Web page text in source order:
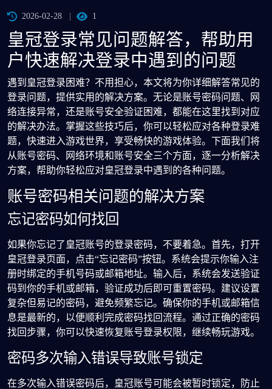
2026-02-28 1
皇冠登录常见问题解答，帮助用
户快速解决登录中遇到的问题
遇到皇冠登录困难？不用担心，本文将为你详细解答常见的
登录问题，提供实用的解决方案。无论是账号密码问题、网
络连接异常，还是账号安全验证困难，都能在这里找到对应
的解决办法。掌握这些技巧后，你可以轻松应对各种登录难
题，快速进入游戏世界，享受畅快的游戏体验。下面我们将
从账号密码、网络环境和账号安全三个方面，逐一分析解决
方案，帮助你轻松应对皇冠登录中遇到的各种问题。
账号密码相关问题的解决方案
忘记密码如何找回
如果你忘记了皇冠账号的登录密码，不要着急。首先，打开
皇冠登录页面，点击“忘记密码”按钮。系统会提示你输入注
册时绑定的手机号码或邮箱地址。输入后，系统会发送验证
码到你的手机或邮箱，验证成功后即可重置密码。建议设置
复杂但易记的密码，避免频繁忘记。确保你的手机或邮箱信
息是最新的，以便顺利完成密码找回流程。通过正确的密码
找回步骤，你可以快速恢复账号登录权限，继续畅玩游戏。
密码多次输入错误导致账号锁定
在多次输入错误密码后，皇冠账号可能会被暂时锁定，防止